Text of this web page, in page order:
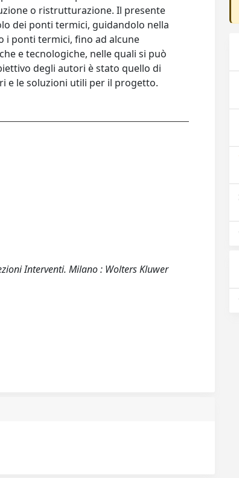
o ristrutturazione. Il presente
dei ponti termici, guidandolo nella
i ponti termici, fino ad alcune
e tecnologiche, nelle quali si può
degli autori è stato quello di
e le soluzioni utili per il progetto.
Interventi. Milano : Wolters Kluwer